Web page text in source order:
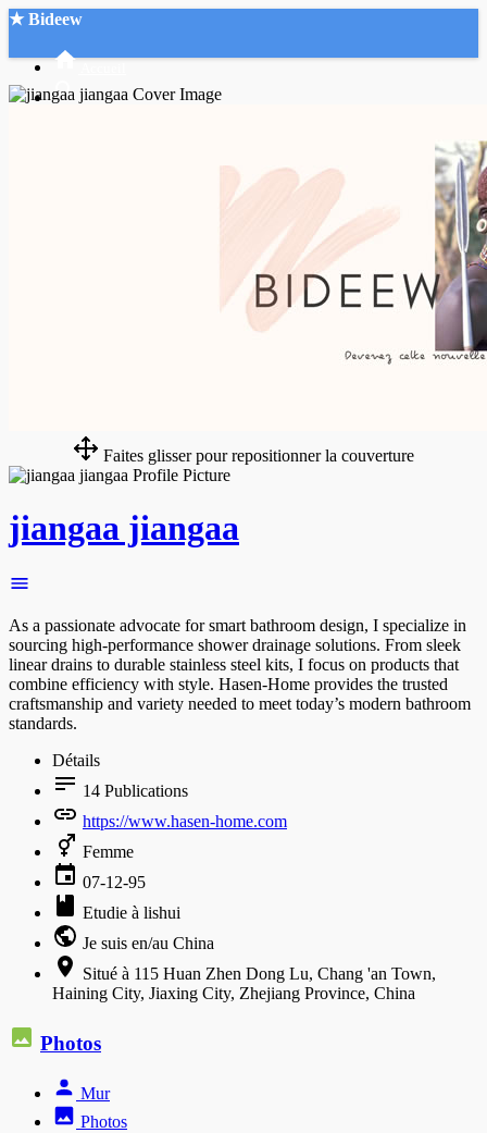
★ Bideew
Faites glisser pour repositionner la couverture
jiangaa jiangaa
As a passionate advocate for smart bathroom design, I specialize in
sourcing high-performance shower drainage solutions. From sleek
linear drains to durable stainless steel kits, I focus on products that
combine efficiency with style. Hasen-Home provides the trusted
craftsmanship and variety needed to meet today’s modern bathroom
standards.
Détails
14 Publications
https://www.hasen-home.com
Femme
07-12-95
Etudie à lishui
Je suis en/au China
Situé à 115 Huan Zhen Dong Lu, Chang 'an Town,
Haining City, Jiaxing City, Zhejiang Province, China
Photos
Mur
Photos